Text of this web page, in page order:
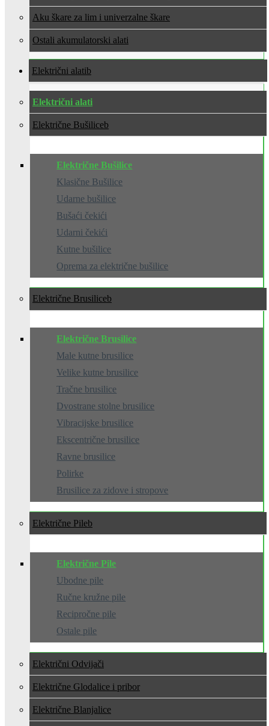
Aku škare za lim i univerzalne škare
Ostali akumulatorski alati
Električni alati
Električni alati
Električne Bušilice
Električne Bušilice
Klasične Bušilice
Udarne bušilice
Bušaći čekići
Udarni čekići
Kutne bušilice
Oprema za električne bušilice
Električne Brusilice
Električne Brusilice
Male kutne brusilice
Velike kutne brusilice
Tračne brusilice
Dvostrane stolne brusilice
Vibracijske brusilice
Ekscentrične brusilice
Ravne brusilice
Polirke
Brusilice za zidove i stropove
Električne Pile
Električne Pile
Ubodne pile
Ručne kružne pile
Recipročne pile
Ostale pile
Električni Odvijači
Električne Glodalice i pribor
Električne Blanjalice